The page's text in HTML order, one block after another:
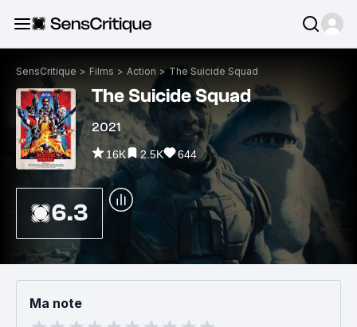
SensCritique > Films > Action > The Suicide Squad
The Suicide Squad
2021
16K 2.5K 644
6.3
Ma note